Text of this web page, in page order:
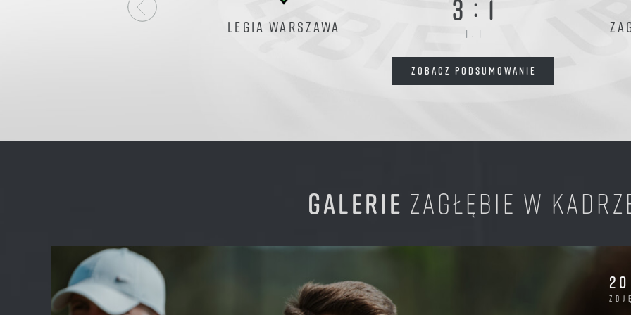
LEGIA WARSZAWA 3 1
1 : 1
ZOBACZ PODSUMOWANIE
GALERIE ZAGŁĘBIE W
20